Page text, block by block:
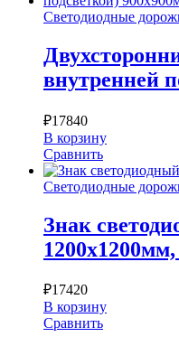
Светодиодные
внутренней
₽17840
В корзину
Сравнить
Светодиодные
Знак
₽17420
В корзину
Сравнить